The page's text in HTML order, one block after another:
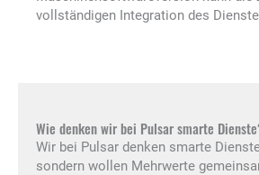
vollständigen Integration des
Wie denken wir bei Pulsar smarte
Wir bei Pulsar denken smarte
sondern wollen Mehrwerte